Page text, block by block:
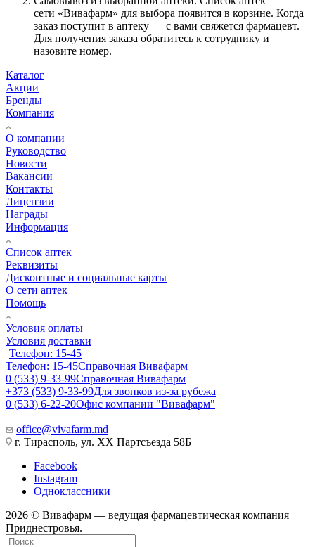
сети «Вивафарм» для выбора появится в корзине. Когда
заказ поступит в аптеку — с вами свяжется фармацевт.
Для получения заказа обратитесь к сотруднику и
назовите номер.
Каталог
Акции
Бренды
Компания
О компании
Руководство
Новости
Вакансии
Контакты
Лицензии
Награды
Информация
Список аптек
Реквизиты
Дисконтные и социальные карты
О сети аптек
Помощь
Условия оплаты
Условия доставки
Телефон: 15-45
Телефон: 15-45Справочная Вивафарм
0 (533) 9-33-99Справочная Вивафарм
+373 (533) 9-33-99Для звонков из-за рубежа
0 (533) 6-22-20Офис компании "Вивафарм"
office@vivafarm.md
г. Тирасполь, ул. ХХ Партсъезда 58Б
Facebook
Instagram
Одноклассники
2026 © Вивафарм — ведущая фармацевтическая компания
Приднестровья.